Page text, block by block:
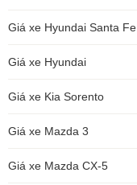
Giá xe Hyundai Santa Fe
Giá xe Hyundai
Giá xe Kia Sorento
Giá xe Mazda 3
Giá xe Mazda CX-5